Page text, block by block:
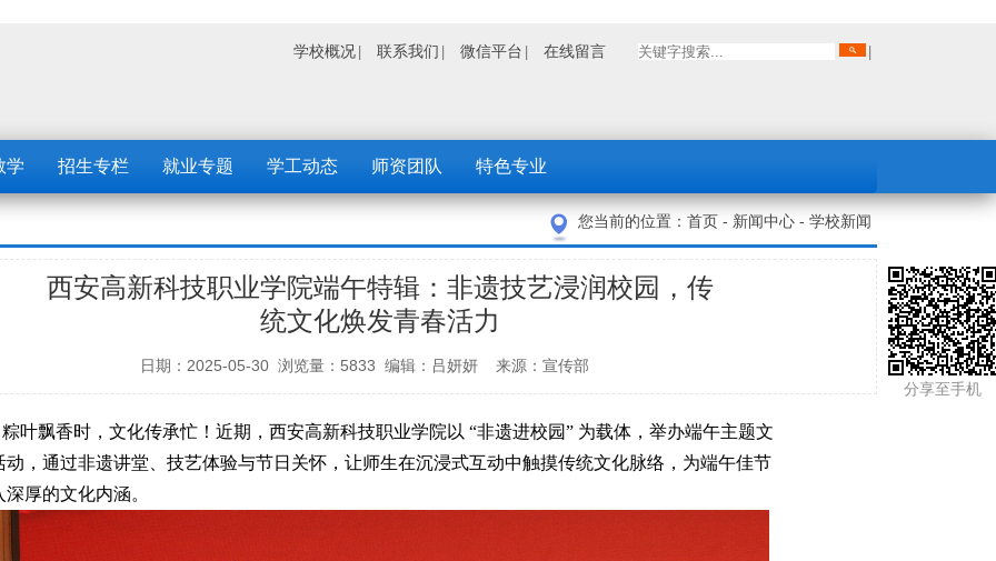
学校概况 联系我们 微信平台 在线留言
学 招生专栏 就业专题 学工动态 师资团队 特色专业
您当前的位置： 首页 - 新闻中心 - 学校新闻
分享至手机
西安高新科技职业学院端午特辑：非遗技艺浸润校园，传
统文化焕发青春活力
日期：2025-05-30 浏览量：5833 编辑：吕妍妍 来源：宣传部
粽叶飘香时，文化传承忙！近期，西安高新科技职业学院以 “非遗进校园” 为载体，举办端午主题文
动，通过非遗讲堂、技艺体验与节日关怀，让师生在沉浸式互动中触摸传统文化脉络，为端午佳节
深厚的文化内涵。